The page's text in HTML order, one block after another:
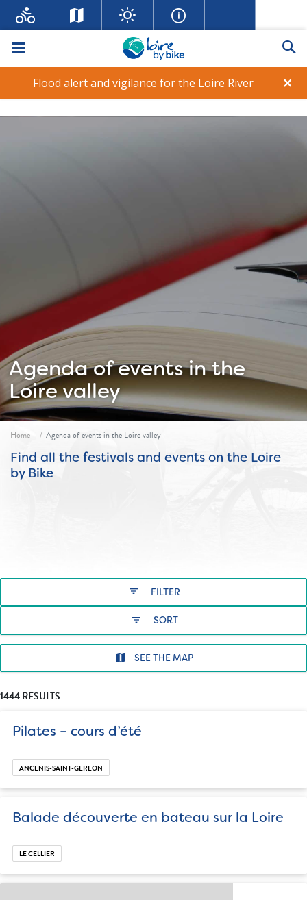
Menu
×
Flood alert and vigilance for the Loire River
Agenda of events in the
Loire valley
Fil d'ariane
Home Agenda of events in the Loire valley
Find all the festivals and events on the Loire
by Bike
filter_list FILTER
filter_list SORT
SEE THE MAP
1444 RESULTS
Pilates – cours d’été
ANCENIS-SAINT-GEREON
Balade découverte en bateau sur la Loire
LE CELLIER